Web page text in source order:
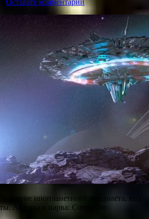
инопланетного звездолёта, вид
Авторы и парва: Coneyl Jay.